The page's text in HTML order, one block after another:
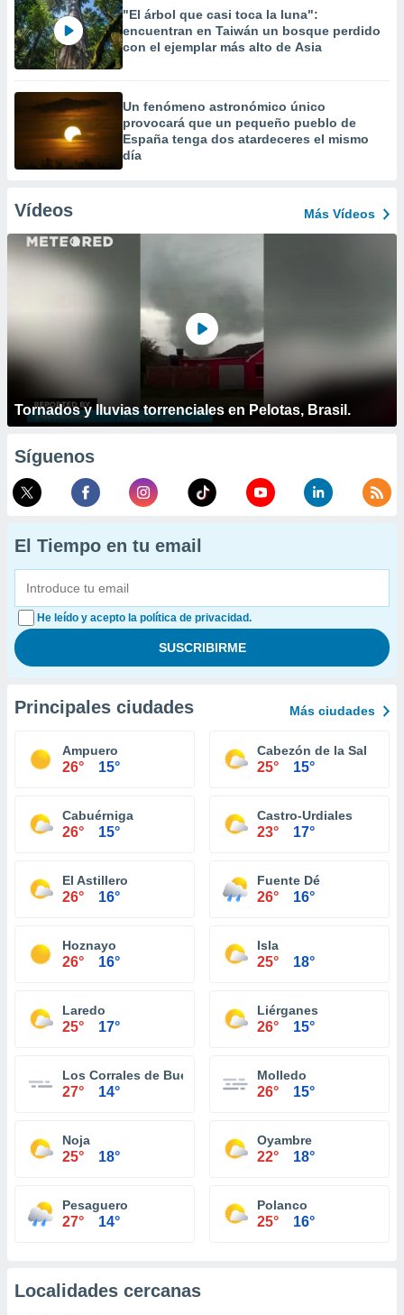
"El árbol que casi toca la luna":
encuentran en Taiwán un bosque perdido
con el ejemplar más alto de Asia
Un fenómeno astronómico único
provocará que un pequeño pueblo de
España tenga dos atardeceres el mismo
día
Vídeos Más Vídeos
Tornados y lluvias torrenciales en Pelotas, Brasil.
Síguenos
El Tiempo en tu email
He leído y acepto la política de privacidad.
Principales ciudades Más ciudades
Ampuero
26° 15°
Cabezón de la Sal
25° 15°
Cabuérniga
26° 15°
Castro-Urdiales
23° 17°
El Astillero
26° 16°
Fuente Dé
26° 16°
Hoznayo
26° 16°
Isla
25° 18°
Laredo
25° 17°
Liérganes
26° 15°
Los Corrales de Buelna
27° 14°
Molledo
26° 15°
Noja
25° 18°
Oyambre
22° 18°
Pesaguero
27° 14°
Polanco
25° 16°
Localidades cercanas